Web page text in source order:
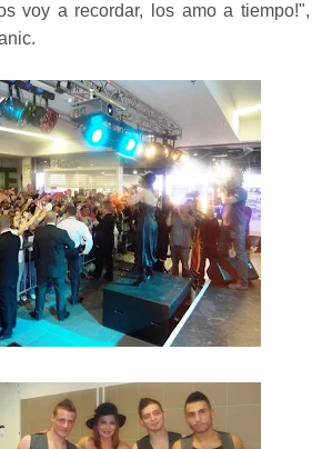
voy a recordar, los amo a tiempo!",